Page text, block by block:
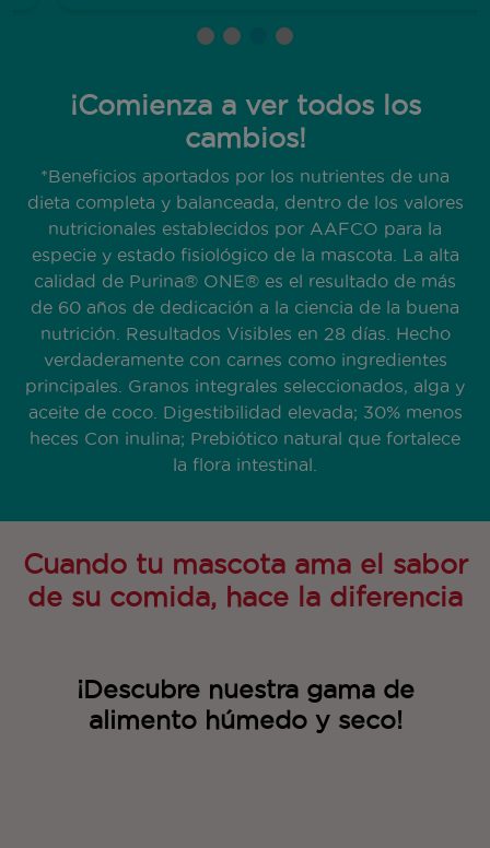
¡Comienza a ver todos los
cambios!
*Beneficios aportados por los nutrientes de una
dieta completa y balanceada, dentro de los valores
nutricionales establecidos por AAFCO para la
especie y estado fisiológico de la mascota. La alta
calidad de Purina® ONE® es el resultado de más
de 60 años de dedicación a la ciencia de la buena
nutrición. Resultados Visibles en 28 días. Hecho
verdaderamente con carnes como ingredientes
principales. Granos integrales seleccionados, alga y
aceite de coco. Digestibilidad elevada; 30% menos
heces Con inulina; Prebiótico natural que fortalece
la flora intestinal.
Cuando tu mascota ama el sabor
de su comida, hace la diferencia
¡Descubre nuestra gama de
alimento húmedo y seco!